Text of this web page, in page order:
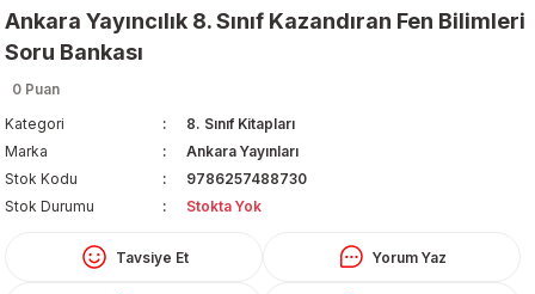
Ankara Yayıncılık 8. Sınıf Kazandıran Fen Bilimleri
Soru Bankası
0 Puan
Kategori
8. Sınıf Kitapları
Marka
Ankara Yayınları
Stok Kodu
9786257488730
Stok Durumu
Stokta Yok
Tavsiye Et Yorum Yaz